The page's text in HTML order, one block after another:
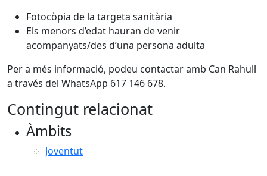
Fotocòpia de la targeta sanitària
Els menors d’edat hauran de venir
acompanyats/des d’una persona adulta
Per a més informació, podeu contactar amb Can Rahull
a través del WhatsApp 617 146 678.
Contingut relacionat
Àmbits
Joventut